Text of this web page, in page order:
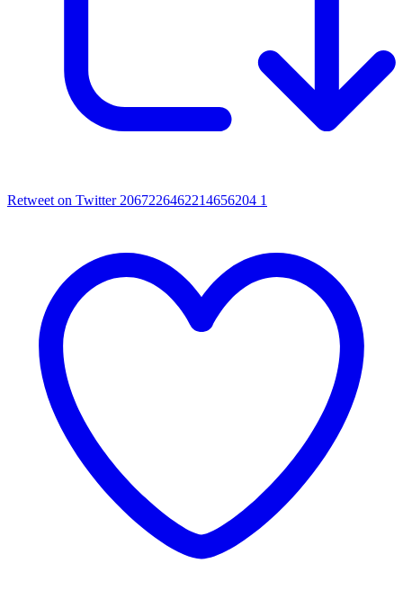
Retweet on Twitter 2067226462214656204 1